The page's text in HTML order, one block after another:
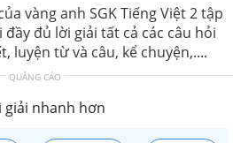
vàng anh SGK Tiếng Việt 2 tập
đủ lời giải tất cả các câu hỏi
luyện từ và câu, kể chuyện,....
QUẢNG CÁO
giải nhanh hơn